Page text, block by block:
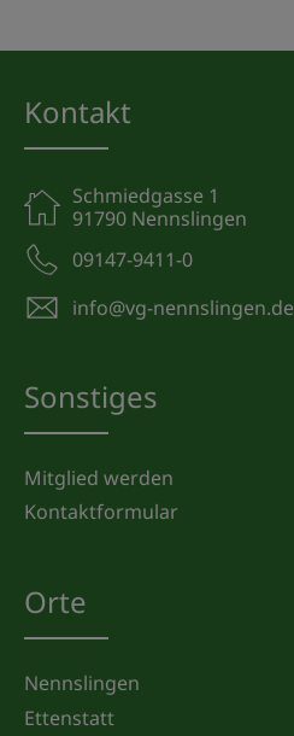
Kontakt
Schmiedgasse 1
91790 Nennslingen
09147-9411-0
info@vg-nennslingen.de
Sonstiges
Mitglied werden
Kontaktformular
Orte
Nennslingen
Ettenstatt